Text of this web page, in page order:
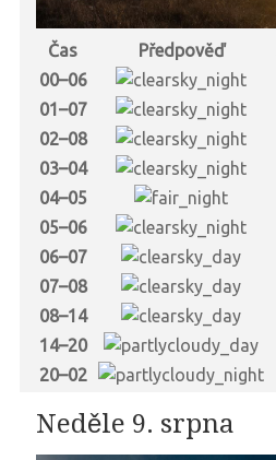
Čas Předpověď
00–06
01–07
02–08
03–04
04–05
05–06
06–07
07–08
08–14
14–20
20–02
Neděle 9. srpna